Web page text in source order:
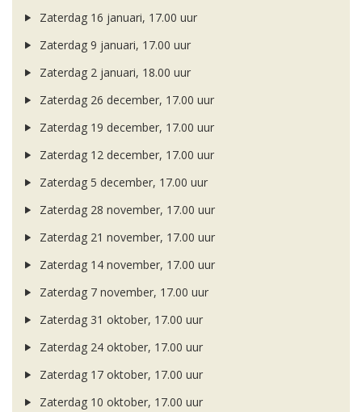
Zaterdag 16 januari, 17.00 uur
Zaterdag 9 januari, 17.00 uur
Zaterdag 2 januari, 18.00 uur
Zaterdag 26 december, 17.00 uur
Zaterdag 19 december, 17.00 uur
Zaterdag 12 december, 17.00 uur
Zaterdag 5 december, 17.00 uur
Zaterdag 28 november, 17.00 uur
Zaterdag 21 november, 17.00 uur
Zaterdag 14 november, 17.00 uur
Zaterdag 7 november, 17.00 uur
Zaterdag 31 oktober, 17.00 uur
Zaterdag 24 oktober, 17.00 uur
Zaterdag 17 oktober, 17.00 uur
Zaterdag 10 oktober, 17.00 uur